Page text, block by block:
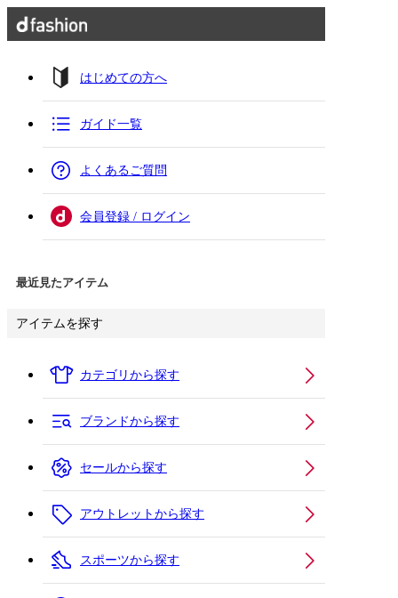
はじめての方へ
ガイド一覧
よくあるご質問
会員登録 / ログイン
最近見たアイテム
アイテムを探す
カテゴリから探す
ブランドから探す
セールから探す
アウトレットから探す
スポーツから探す